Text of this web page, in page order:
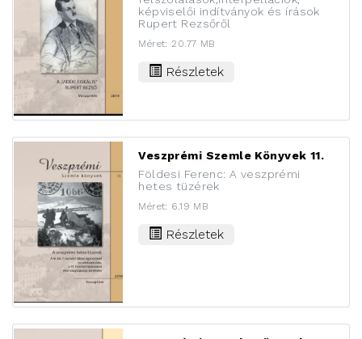
képviselői indítványok és írások
Rupert Rezsőről
Méret: 20.77 MB
Részletek
Veszprémi Szemle Könyvek 11.
Földesi Ferenc: A veszprémi
hetes tüzérek
Méret: 6.19 MB
Részletek